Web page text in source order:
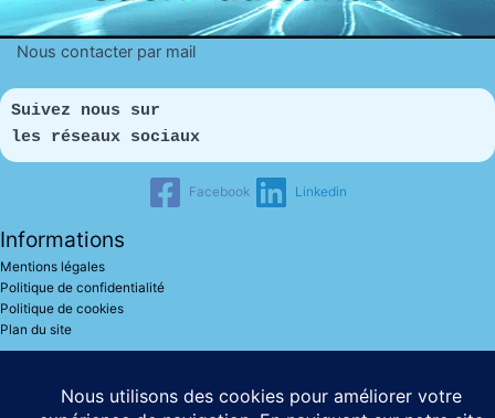
Nous contacter par mail
Suivez nous sur
les réseaux sociaux
Facebook Linkedin
Informations
Mentions légales
Politique de confidentialité
Politique de cookies
Plan du site